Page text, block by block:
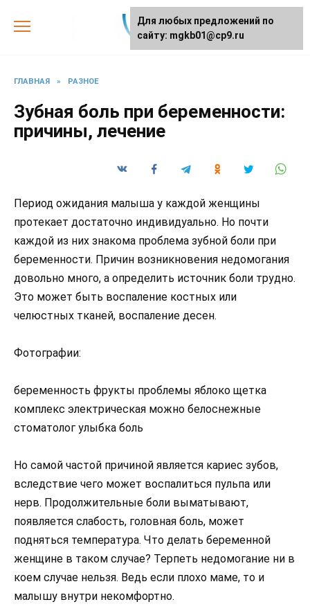
ГЛАВНАЯ » РАЗНОЕ
Зубная боль при беременности:
причины, лечение
Период ожидания малыша у каждой женщины
протекает достаточно индивидуально. Но почти
каждой из них знакома проблема зубной боли при
беременности. Причин возникновения недомогания
довольно много, а определить источник боли трудно.
Это может быть воспаление костных или
челюстных тканей, воспаление десен.
Фотографии:
беременность фрукты проблемы яблоко щетка
комплекс электрическая можно белоснежные
стоматолог улыбка боль
Но самой частой причиной является кариес зубов,
вследствие чего может воспалиться пульпа или
нерв. Продолжительные боли выматывают,
появляется слабость, головная боль, может
подняться температура. Что делать беременной
женщине в таком случае? Терпеть недомогание ни в
коем случае нельзя. Ведь если плохо маме, то и
малышу внутри некомфортно.
Для любых предложений по
сайту: mgkb01@cp9.ru